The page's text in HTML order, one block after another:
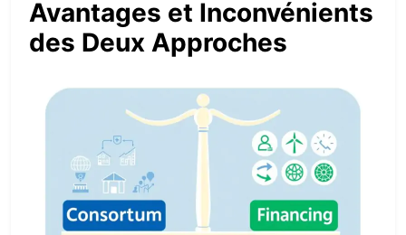
Avantages et Inconvénients
des Deux Approches